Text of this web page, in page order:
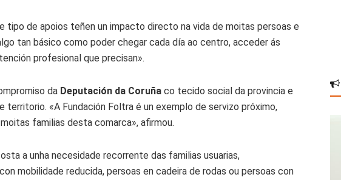
tipo de apoios teñen un impacto directo na vida de moitas persoas e
tan básico como poder chegar cada día ao centro, acceder ás
profesional que precisan».
da Deputación da Coruña co tecido social da provincia e
territorio. «A Fundación Foltra é un exemplo de servizo próximo,
familias desta comarca», afirmou.
a unha necesidade recorrente das familias usuarias,
mobilidade reducida, persoas en cadeira de rodas ou persoas con